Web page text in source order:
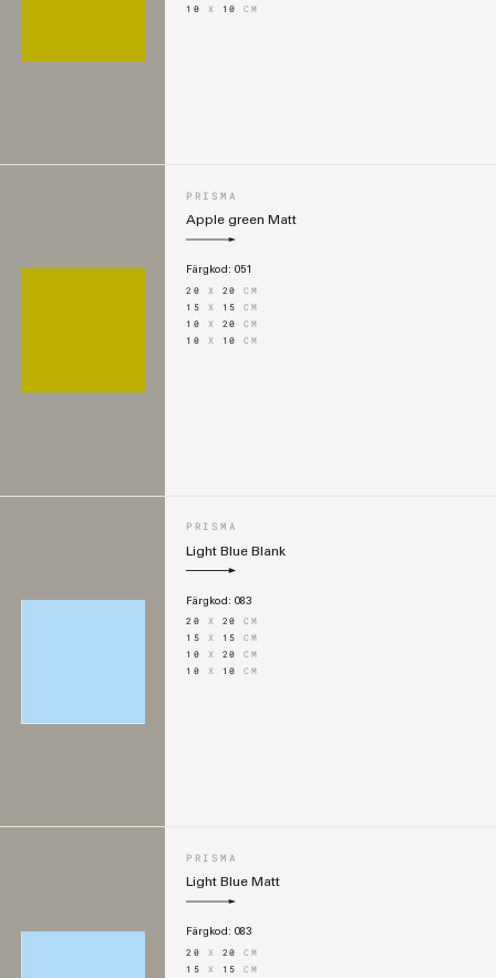
10 X 10CM
PRISMA
Apple green Matt
Färgkod: 051
20 X 20CM
15 X 15CM
10 X 20CM
10 X 10CM
PRISMA
Light Blue Blank
Färgkod: 083
20 X 20CM
15 X 15CM
10 X 20CM
10 X 10CM
PRISMA
Light Blue Matt
Färgkod: 083
20 X 20CM
15 X 15CM